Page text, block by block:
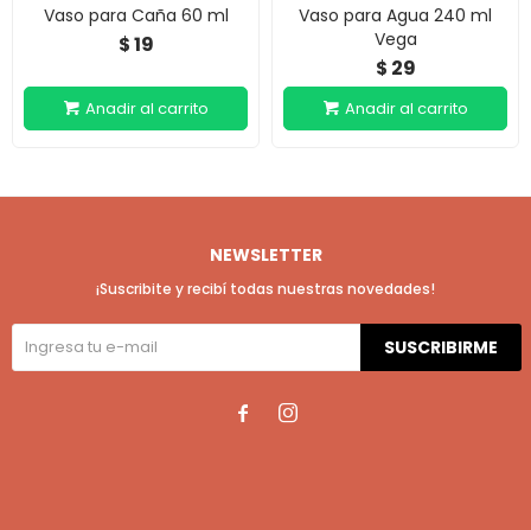
Vaso para Caña 60 ml
$19
Vaso para Agua 240 ml
Vega
$ 29
NEWSLETTER
¡Suscribite y recibí todas nuestras novedades!
SUSCRIBIRME
 